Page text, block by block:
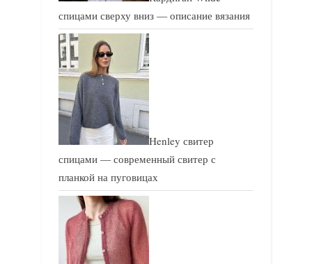
спицами сверху вниз — описание вязания
Henley свитер
спицами — современный свитер с
планкой на пуговицах